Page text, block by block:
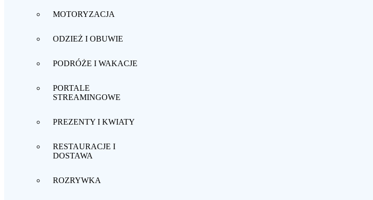
MOTORYZACJA
ODZIEŻ I OBUWIE
PODRÓŻE I WAKACJE
PORTALE
STREAMINGOWE
PREZENTY I KWIATY
RESTAURACJE I
DOSTAWA
ROZRYWKA